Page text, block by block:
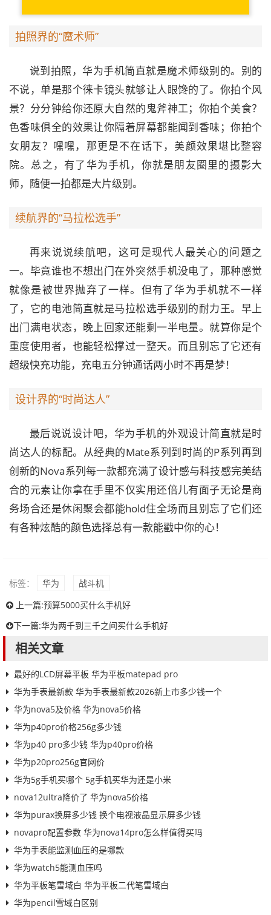
拍照界的“魔术师”
说到拍照，华为手机简直就是魔术师级别的。别的
不说，单是那个徕卡镜头就够让人眼馋的了。你拍个风
景？分分钟给你还原大自然的鬼斧神工；你拍个美食？
色香味俱全的效果让你隔着屏幕都能闻到香味；你拍个
女朋友？嘿嘿，那更是不在话下，美颜效果堪比整容
院。总之，有了华为手机，你就是朋友圈里的摄影大
师，随便一拍都是大片级别。
续航界的“马拉松选手”
再来说说续航吧，这可是现代人最关心的问题之
一。毕竟谁也不想出门在外突然手机没电了，那种感觉
就像是被世界抛弃了一样。但有了华为手机就不一样
了，它的电池简直就是马拉松选手级别的耐力王。早上
出门满电状态，晚上回家还能剩一半电量。就算你是个
重度使用者，也能轻松撑过一整天。而且别忘了它还有
超级快充功能，充电五分钟通话两小时不再是梦！
设计界的“时尚达人”
最后说说设计吧，华为手机的外观设计简直就是时
尚达人的标配。从经典的Mate系列到时尚的P系列再到
创新的Nova系列每一款都充满了设计感与科技感完美结
合的元素让你拿在手里不仅实用还倍儿有面子无论是商
务场合还是休闲聚会都能hold住全场而且别忘了它们还
有各种炫酷的颜色选择总有一款能戳中你的心！
标签： 华为
战斗机
上一篇:预算5000买什么手机好
下一篇:华为两千到三千之间买什么手机好
相关文章
最好的LCD屏幕平板 华为平板matepad pro
华为手表最新款 华为手表最新款2026新上市多少钱一个
华为nova5及价格 华为nova5价格
华为p40pro价格256g多少钱
华为p40 pro多少钱 华为p40pro价格
华为p20pro256g官网价
华为5g手机买哪个 5g手机买华为还是小米
nova12ultra降价了 华为nova5价格
华为purax换屏多少钱 换个电视液晶显示屏多少钱
novapro配置参数 华为nova14pro怎么样值得买吗
华为手表能监测血压的是哪款
华为watch5能测血压吗
华为平板笔雪域白 华为平板二代笔雪域白
华为pencil雪域白区别